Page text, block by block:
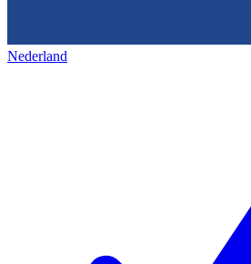
Nederland